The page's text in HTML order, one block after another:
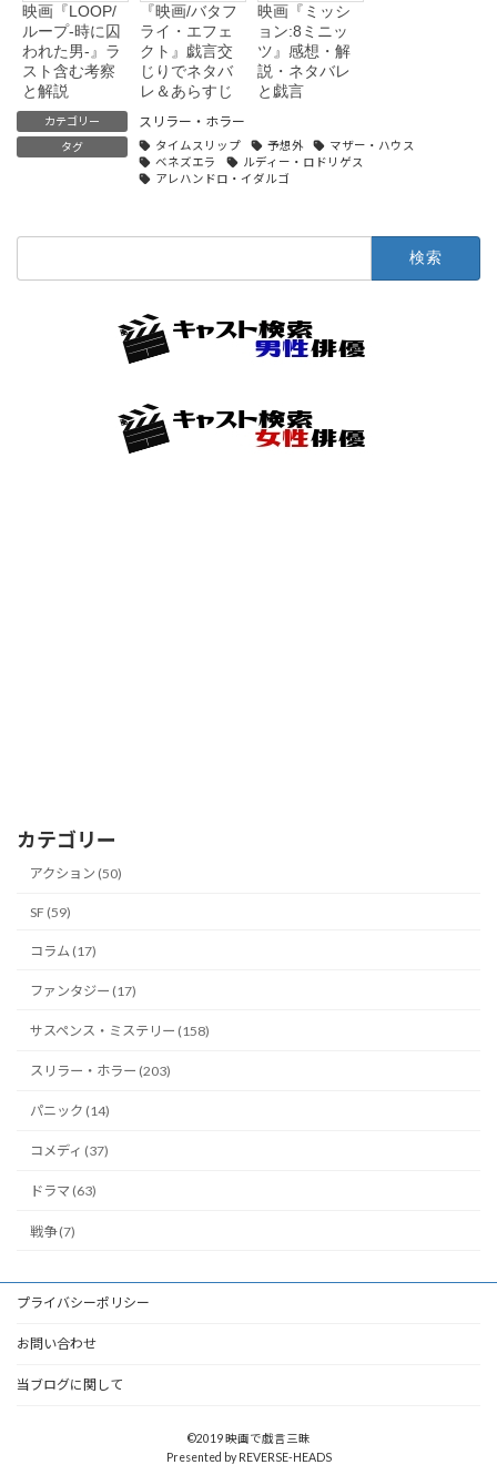
映画『LOOP/
ループ-時に囚
われた男-』ラ
スト含む考察
と解説
『映画/バタフ
ライ・エフェ
クト』戯言交
じりでネタバ
レ＆あらすじ
映画『ミッシ
ョン:8ミニッ
ツ』感想・解
説・ネタバレ
と戯言
カテゴリー スリラー・ホラー
タグ タイムスリップ 予想外
マザー・ハウス
ベネズエラ
ルディー・ロドリゲス
アレハンドロ・イダルゴ
カテゴリー
アクション (50)
SF (59)
コラム (17)
ファンタジー (17)
サスペンス・ミステリー (158)
スリラー・ホラー (203)
パニック (14)
コメディ (37)
ドラマ (63)
戦争 (7)
プライバシーポリシー
お問い合わせ
当ブログに関して
©2019 映画で戯言三昧
Presented by REVERSE-HEADS